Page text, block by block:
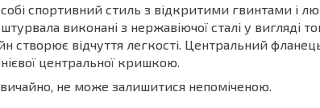
спортивний стиль з відкритими гвинтами і
виконані з нержавіючої сталі у вигляді
створює відчуття легкості. Центральний
центральної кришкою.
не може залишитися непоміченою.